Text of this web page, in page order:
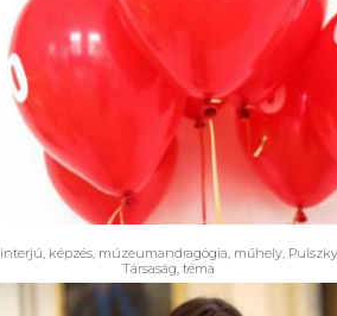
Indítsd az évet a
Oktatási és
Központ képzéseivel:
menedzserképzés
kedvezményesen és az
tér lehetőségei
interjú képzés, múzeumandragógia műhely, Pulszky
Társaság ,téma